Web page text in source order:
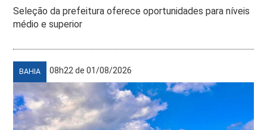
Seleção da prefeitura oferece oportunidades para níveis
médio e superior
BAHIA 08h22 de 01/08/2026